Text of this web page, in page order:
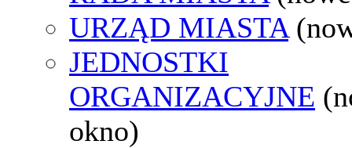
URZĄD MIASTA
JEDNOSTKI
ORGANIZACYJNE
okno)